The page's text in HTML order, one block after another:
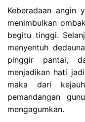
Keberadaan angin
menimbulkan
begitu tinggi.
menyentuh
pinggir pantai,
menjadikan hati
maka dari
pemandangan
mengagumkan.